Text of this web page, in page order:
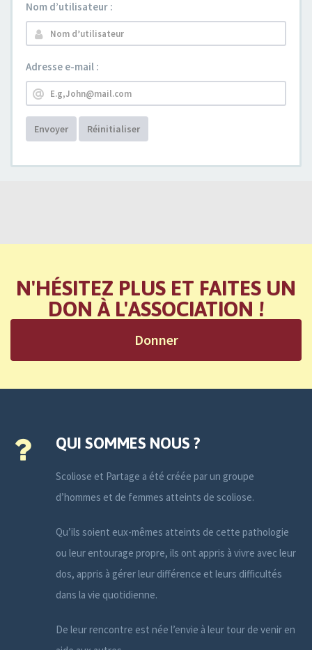
Nom d’utilisateur :
Adresse e-mail :
Envoyer Réinitialiser
N'HÉSITEZ PLUS ET FAITES UN
DON À L'ASSOCIATION !
Donner
QUI SOMMES NOUS ?
Scoliose et Partage a été créée par un groupe
d’hommes et de femmes atteints de scoliose.
Qu’ils soient eux-mêmes atteints de cette pathologie
ou leur entourage propre, ils ont appris à vivre avec leur
dos, appris à gérer leur différence et leurs difficultés
dans la vie quotidienne.
De leur rencontre est née l’envie à leur tour de venir en